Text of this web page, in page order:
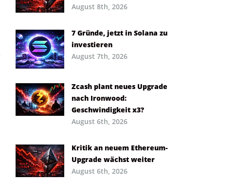
August 8th, 2026
7 Gründe, jetzt in Solana zu
investieren
August 7th, 2026
Zcash plant neues Upgrade
nach Ironwood:
Geschwindigkeit x3?
August 6th, 2026
Kritik an neuem Ethereum-
Upgrade wächst weiter
August 6th, 2026